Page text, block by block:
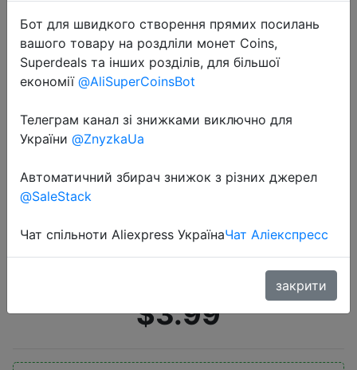
2022-07-27
KaKBeir, доска для рисования с
граффити и ЖК-экраном 8,5
дюйма, волшебная доска для
рисования
$3.99
Бот для швидкого створення прямих посилань
вашого товару на роздліли монет Coins,
Superdeals та інших розділів, для більшої
економії @AliSuperCoinsBot
Телеграм канал зі знижками виключно для
України @ZnyzkaUa
Автоматичний збирач знижок з різних джерел
@SaleStack
Чат спільноти Aliexpress УкраїнаЧат Аліекспресс
закрити